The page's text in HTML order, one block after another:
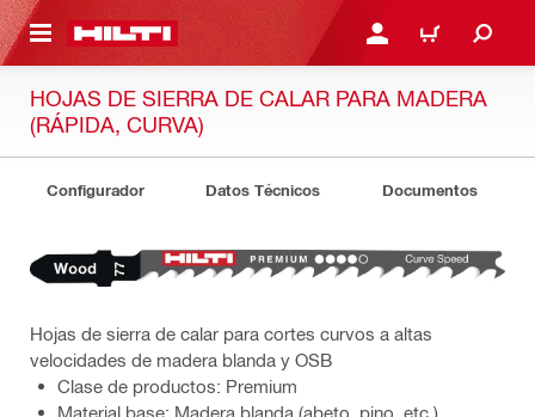
PRINCIPAL INICIE SESIÓN O
CARRITO
HOJAS DE SIERRA DE CALAR PARA MADERA
(RÁPIDA, CURVA)
Configurador Datos Técnicos Documentos
Hojas de sierra de calar para cortes curvos a altas
velocidades de madera blanda y OSB
Clase de productos: Premium
Material base: Madera blanda (abeto, pino, etc.),